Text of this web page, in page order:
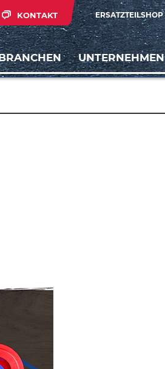
ERSATZTEILSHOP
KONTAKT
UNTERNEHMEN